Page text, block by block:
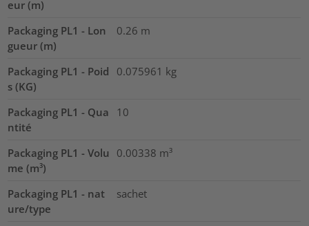
eur (m)
Packaging PL1 - Lon
gueur (m)
0.26 m
Packaging PL1 - Poid
s (KG)
0.075961 kg
Packaging PL1 - Qua
ntité
10
Packaging PL1 - Volu
me (m³)
0.00338 m³
Packaging PL1 - nat
ure/type
sachet